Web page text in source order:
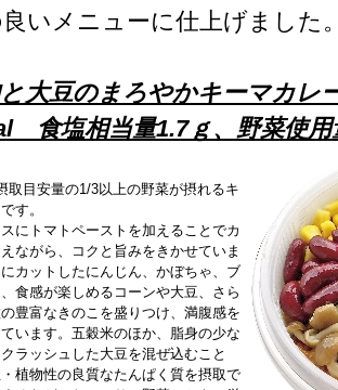
いメニューに仕上げました
と大豆のまろやかキーマカレ
食塩相当量1.7ｇ、野菜使
取目安量の1/3以上の野菜が摂れるキ
す。
にトマトペーストを加えることでカ
ながら、コクと旨みをきかせていま
カットしたにんじん、かぼちゃ、ブ
食感が楽しめるコーンや大豆、さら
豊富なきのこを盛りつけ、満腹感を
います。五穀米のほか、脂身の少な
ラッシュした大豆を混ぜ込むこと
植物性の良質なたんぱく質を摂取で